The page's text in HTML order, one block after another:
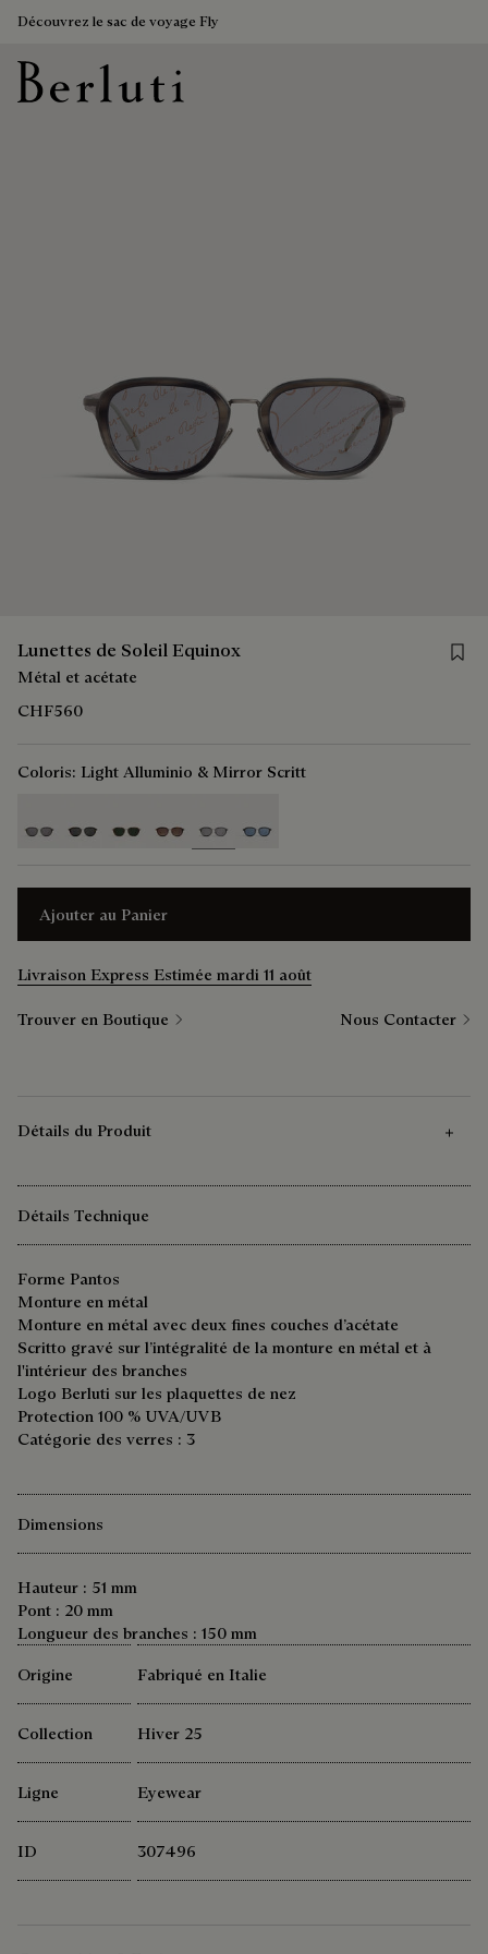
Découvrez le sac de voyage Fly
Lunettes de Soleil Equinox
Métal et acétate
CHF560
Coloris: Light Alluminio & Mirror Scritt
Ajouter au Panier
Livraison Express Estimée mardi 11 août
Trouver en Boutique Nous Contacter
Détails du Produit
Détails Technique
Forme Pantos
Monture en métal
Monture en métal avec deux fines couches d’acétate
Scritto gravé sur l’intégralité de la monture en métal et à
l'intérieur des branches
Logo Berluti sur les plaquettes de nez
Protection 100 % UVA/UVB
Catégorie des verres : 3
Dimensions
Hauteur : 51 mm
Pont : 20 mm
Longueur des branches : 150 mm
Origine
Fabriqué en Italie
Collection Hiver 25
Ligne Eyewear
ID 307496